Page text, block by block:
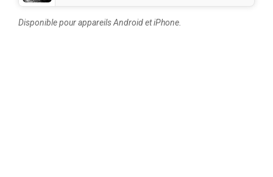
Disponible pour appareils Android et iPhone.